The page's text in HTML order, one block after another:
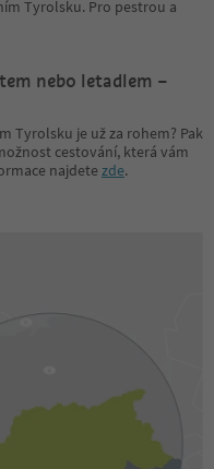
Tyrolsku. Pro pestrou a
nebo letadlem –
Tyrolsku je už za rohem? Pak
cestování, která vám
najdetezde.